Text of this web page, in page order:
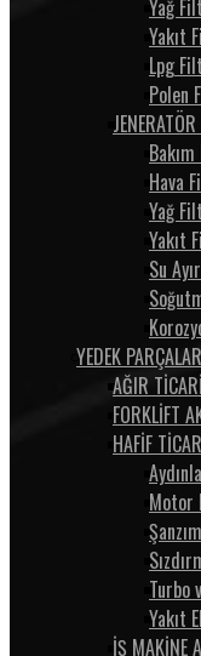
Yağ
Yakıt
Lpg
Polen
Hava
Yağ
Yakıt
Su
YEDEK PARÇALAR
AĞIR
FORKLİFT
HAFİF
Motor
Turbo
Yakıt
İŞ MAKİNE